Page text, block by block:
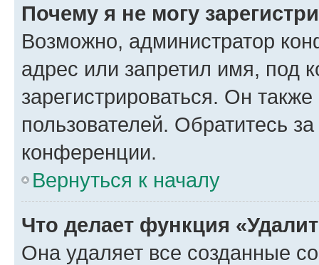
Почему я не могу
Возможно, администратор
адрес или запретил имя, под
зарегистрироваться. Он
пользователей. Обратитесь
конференции.
Вернуться к началу
Что делает функция
Она удаляет все созданные